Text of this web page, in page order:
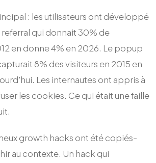
: les utilisateurs ont développé
qui donnait 30% de
en donne 4% en 2026. Le popup
8% des visiteurs en 2015 en
Les internautes ont appris à
les cookies. Ce qui était une faille
growth hacks ont été copiés-
au contexte. Un hack qui